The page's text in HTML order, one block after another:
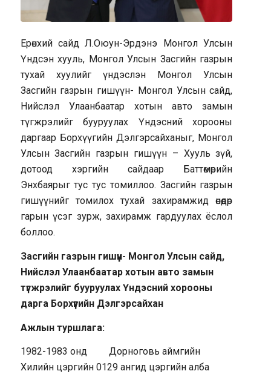
Ерөнхий сайд Л.Оюун-Эрдэнэ Монгол Улсын
Үндсэн хууль, Монгол Улсын Засгийн газрын
тухай хуулийг үндэслэн Монгол Улсын
Засгийн газрын гишүүн- Монгол Улсын сайд,
Нийслэл Улаанбаатар хотын авто замын
түгжрэлийг бууруулах Үндэсний хорооны
даргаар Борхүүгийн Дэлгэрсайханыг, Монгол
Улсын Засгийн газрын гишүүн – Хууль зүй,
дотоод хэргийн сайдаар Баттөмөрийн
Энхбаярыг тус тус томиллоо. Засгийн газрын
гишүүнийг томилох тухай захирамжид өнөөдөр
гарын үсэг зурж, захирамж гардуулах ёслол
боллоо.
Засгийн газрын гишүүн- Монгол Улсын сайд,
Нийслэл Улаанбаатар хотын авто замын
түгжрэлийг бууруулах Үндэсний хорооны
дарга Борхүүгийн Дэлгэрсайхан
Ажлын туршлага:
1982-1983 онд Дорноговь аймгийн
Хилийн цэргийн 0129 ангид цэргийн алба